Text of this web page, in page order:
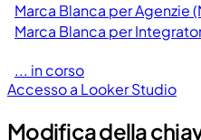
Marca Blanca per Agenzie
Marca Blanca per
... in corso
Accesso a Looker Studio
Modifica della